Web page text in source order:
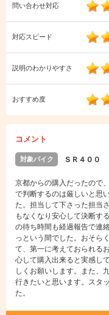
問い合わせ対応
対応スピード
説明のわかりやすさ
おすすめ度
コメント
対象バイク ＳＲ４００
京都からの購入だったので
で判断するのは厳しいと思
た。担当して下さった担当
もなくなり安心して決断す
の待ち時間も経過報告で連
っという間でした。おそら
て、第一に考えておられる
心して購入出来ると実感し
しくお願いします。また、
行きたいと思います。スタ
た。